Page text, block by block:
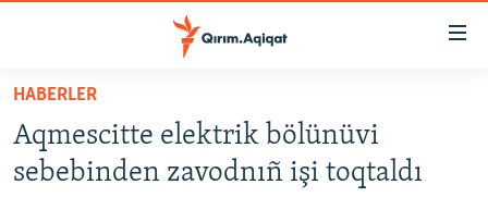
Esas
qaytmaq
Baş
SİYASET
HABERLER
Aqmescitte elektrik bölünüvi
sebebinden zavodnıñ işi toqtaldı